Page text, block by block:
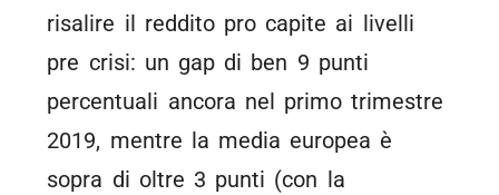
risalire il reddito pro capite ai livelli
pre crisi: un gap di ben 9 punti
percentuali ancora nel primo trimestre
2019, mentre la media europea è
sopra di oltre 3 punti (con la